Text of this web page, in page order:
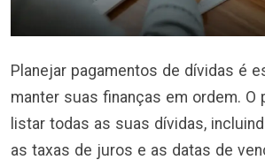
Planejar pagamentos de dívidas é
manter suas finanças em ordem. O
listar todas as suas dívidas,
as taxas de juros e as datas de